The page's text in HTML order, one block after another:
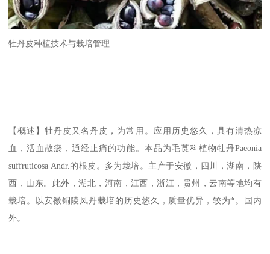
牡丹皮种植技术与栽培管理
【概述】牡丹皮又名丹皮，为常用。应用历史悠久，具有清热凉
血，活血散瘀，通经止痛的功能。本品为毛茛科植物牡丹Paeonia
suffruticosa Andr.的根皮。多为栽培。主产于安徽，四川，湖南，陕
西，山东。此外，湖北，河南，江西，浙江，贵州，云南等地均有
栽培。以安徽铜陵凤丹栽培的历史悠久，质量优异，较为*。国内
外。